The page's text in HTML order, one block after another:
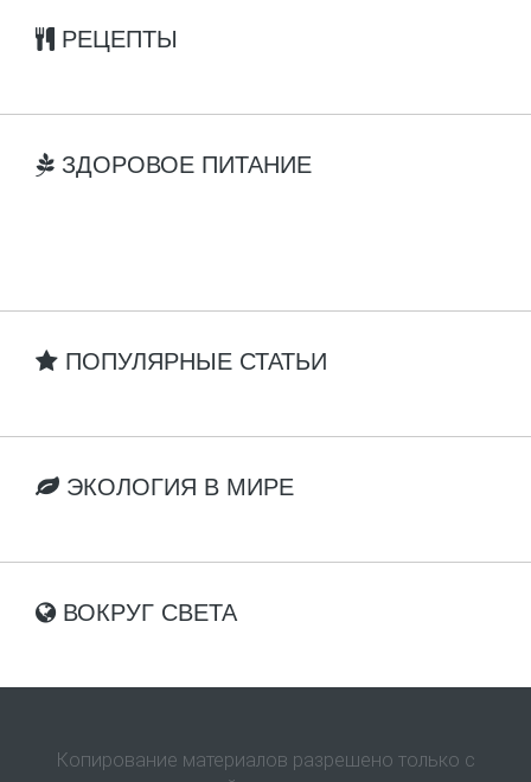
РЕЦЕПТЫ
ЗДОРОВОЕ ПИТАНИЕ
ПОПУЛЯРНЫЕ СТАТЬИ
ЭКОЛОГИЯ В МИРЕ
ВОКРУГ СВЕТА
Копирование материалов разрешено только с